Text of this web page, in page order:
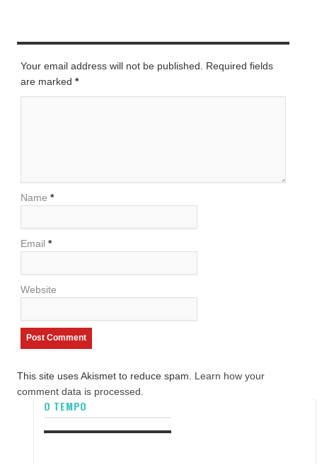
Your email address will not be published. Required fields
are marked *
Name *
Email *
Website
This site uses Akismet to reduce spam. Learn how your
comment data is processed.
O TEMPO